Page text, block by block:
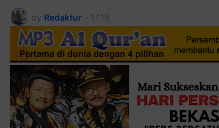
by Redaktur - 17.19